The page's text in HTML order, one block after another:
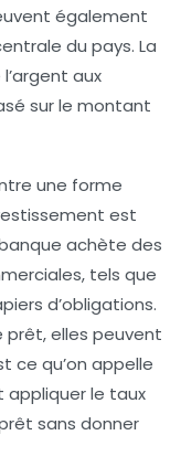
également
du pays. La
aux
sur le montant
une forme
est
achète des
tels que
d’obligations.
prêt, elles peuvent
ce qu’on appelle
appliquer le taux
sans donner